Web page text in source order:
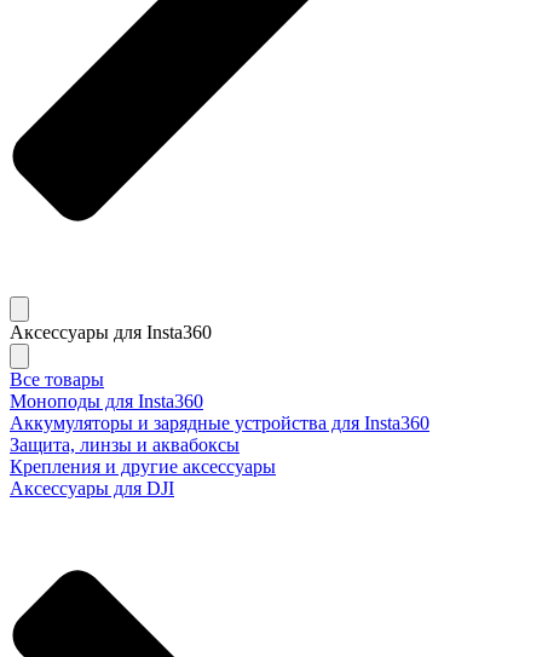
Аксессуары для Insta360
Все товары
Моноподы для Insta360
Аккумуляторы и зарядные устройства для Insta360
Защита, линзы и аквабоксы
Крепления и другие аксессуары
Аксессуары для DJI